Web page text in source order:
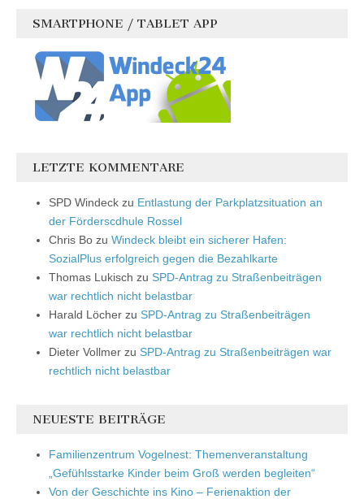
SMARTPHONE / TABLET APP
LETZTE KOMMENTARE
SPD Windeck zu Entlastung der Parkplatzsituation an
der Förderscdhule Rossel
Chris Bo zu Windeck bleibt ein sicherer Hafen:
SozialPlus erfolgreich gegen die Bezahlkarte
Thomas Lukisch zu SPD-Antrag zu Straßenbeiträgen
war rechtlich nicht belastbar
Harald Löcher zu SPD-Antrag zu Straßenbeiträgen
war rechtlich nicht belastbar
Dieter Vollmer zu SPD-Antrag zu Straßenbeiträgen war
rechtlich nicht belastbar
NEUESTE BEITRÄGE
Familienzentrum Vogelnest: Themenveranstaltung
„Gefühlsstarke Kinder beim Groß werden begleiten“
Von der Geschichte ins Kino – Ferienaktion der